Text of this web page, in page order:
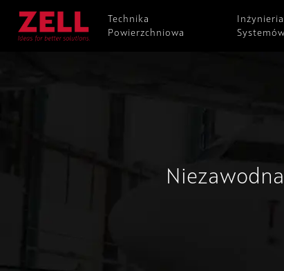
Technika
Powierzchniowa
Inżynieria
Systemów